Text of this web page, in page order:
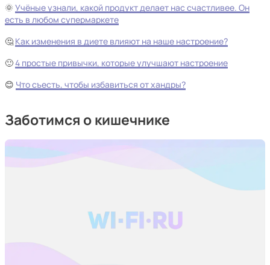
🌞 Учёные узнали, какой продукт делает нас счастливее. Он
есть в любом супермаркете
🤔 Как изменения в диете влияют на наше настроение?
🙂4 простые привычки, которые улучшают настроение
😊 Что съесть, чтобы избавиться от хандры?
Заботимся о кишечнике